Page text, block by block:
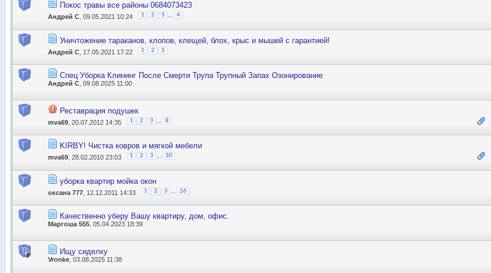
Покос травы все районы 0684073423
Андрей С , 09.05.2021 10:24 1 2 3 4
Уничтожение тараканов, клопов, клещей, блох, крыс и мышей с гарантией!
Андрей С , 17.05.2021 17:22 1 2 3
Спец Уборка Клининг После Смерти Трупа Трупный Запах Озонирование
Андрей С , 09.08.2025 11:00
Реставрация подушек
mva69 , 20.07.2012 14:35 1 2 3 8
KIRBY! Чистка ковров и мягкой мебели
mva69 , 28.02.2010 23:03 1 2 3 30
уборка квартир мойка окон
оксана 777 , 12.12.2011 14:33 1 2 3 26
Качественно уберу Вашу квартиру, дом, офис.
Маргоша 555 , 05.04.2023 18:39
Ищу сиделку
Vronke , 03.08.2025 11:38